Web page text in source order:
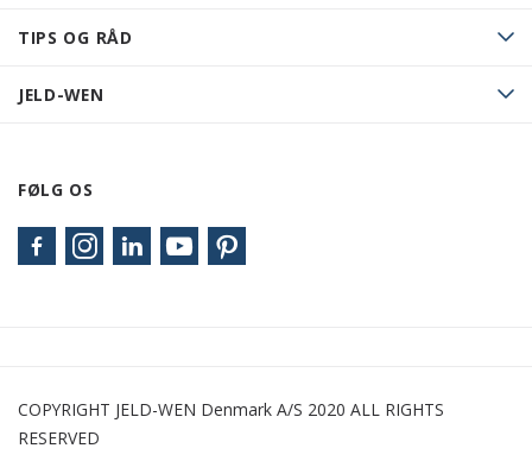
TIPS OG RÅD
JELD-WEN
FØLG OS
COPYRIGHT JELD-WEN Denmark A/S 2020 ALL RIGHTS
RESERVED